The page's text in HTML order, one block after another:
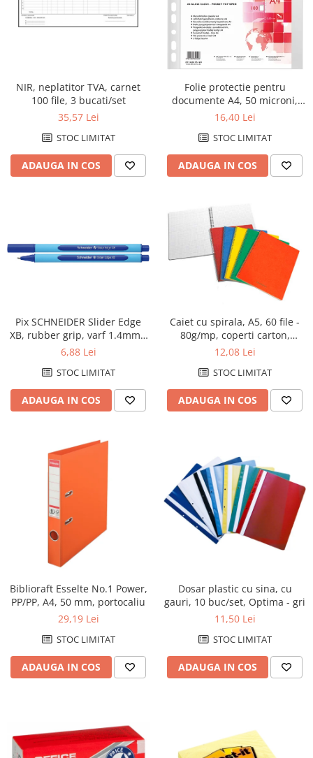
NIR, neplatitor TVA, carnet
100 file, 3 bucati/set
35,57 Lei
STOC LIMITAT
ADAUGA IN COS
Folie protectie pentru
documente A4, 50 microni,
100folii/set, Office Products -
16,40 Lei
STOC LIMITAT
ADAUGA IN COS
Pix SCHNEIDER Slider Edge
XB, rubber grip, varf 1.4mm -
scriere albastra
6,88 Lei
STOC LIMITAT
ADAUGA IN COS
Caiet cu spirala, A5, 60 file -
80g/mp, coperti carton,
AURORA Bur-o-Class -
12,08 Lei
STOC LIMITAT
ADAUGA IN COS
Biblioraft Esselte No.1 Power,
PP/PP, A4, 50 mm, portocaliu
29,19 Lei
STOC LIMITAT
ADAUGA IN COS
Dosar plastic cu sina, cu
gauri, 10 buc/set, Optima - gri
11,50 Lei
STOC LIMITAT
ADAUGA IN COS